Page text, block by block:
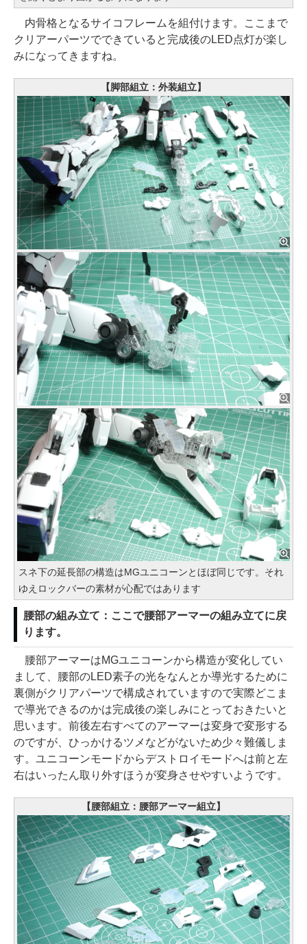
内骨格となるサイコフレームを組付けます。ここまで
クリアーパーツでできていると完成後のLED点灯が楽し
みになってきますね。
【脚部組立：外装組立】
スネ下の延長部の構造はMGユニコーンとほぼ同じです。それ
ゆえロックバーの素材が心配ではあります
腰部の組み立て：ここで腰部アーマーの組み立てに戻
ります。
腰部アーマーはMGユニコーンから構造が変化してい
まして、腰部のLED素子の光をなんとか導光するために
裏側がクリアパーツで構成されていますので実際どこま
で導光できるのかは完成後の楽しみにとっておきたいと
思います。前後左右すべてのアーマーは変身で変形する
のですが、ひっかけるツメなどがないため少々難儀しま
す。ユニコーンモードからデストロイモードへは前と左
右はいったん取り外すほうが変身させやすいようです。
【腰部組立：腰部アーマー組立】